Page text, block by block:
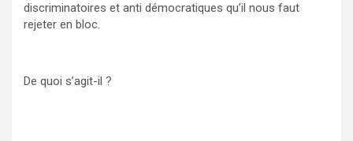
discriminatoires et anti démocratiques qu’il nous faut
rejeter en bloc.
De quoi s’agit-il ?